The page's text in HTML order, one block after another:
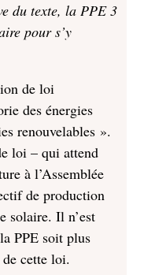
du texte, la PPE 3
pour s’y
de loi
des énergies
renouvelables ».
loi – qui attend
à l’Assemblée
de production
solaire. Il n’est
PPE soit plus
cette loi.